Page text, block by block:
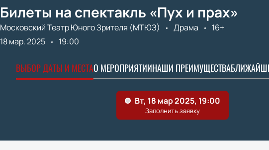
Билеты на спектакль «Пух и прах»
Московский Театр Юного Зрителя (МТЮЗ) Драма
16+
18 мар. 2025
19:00
ВЫБОР ДАТЫ И МЕСТАО МЕРОПРИЯТИИНАШИ ПРЕИМУЩЕСТВА